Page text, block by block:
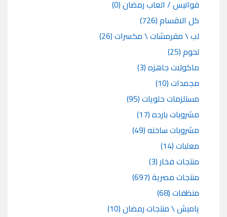
فوانيس / العاب رمضان(0)
كل الاقسام(726)
لب \ مقرمشات \ مكسرات(26)
لحوم(25)
ماكولات جاهزه(3)
مجمدات(10)
مستلزمات حلويات(95)
مشروبات بارده(17)
مشروبات ساخنه(49)
معلبات(14)
منتجات فخار(3)
منتجات مصرية(697)
منظفات(68)
ياميش \ منتجات رمضان(10)